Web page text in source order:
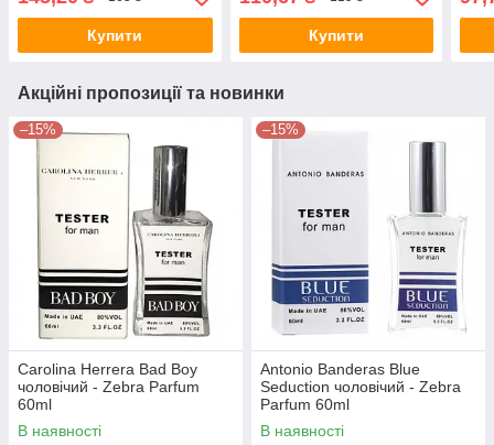
Купити Купити
Акційні пропозиції та новинки
–15%
Carolina Herrera Bad Boy
чоловічий - Zebra Parfum
60ml
В наявності
–15%
Antonio Banderas Blue
Seduction чоловічий - Zebra
Parfum 60ml
В наявності